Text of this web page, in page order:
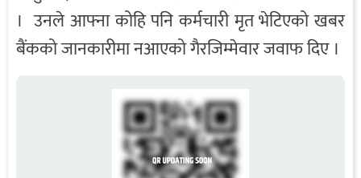
। उनले आफ्ना कोहि पनि कर्मचारी मृत भेटिएको खबर
बैंकको जानकारीमा नआएको गैरजिम्मेवार जवाफ दिए ।